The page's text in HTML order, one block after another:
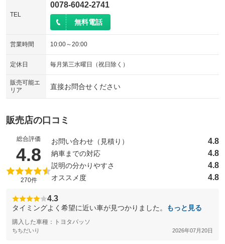
TEL
0078-6042-2741
無料電話
営業時間 10:00～20:00
定休日 毎月第三水曜日（祝日除く）
販売可能エ
リア
直接お問合せください
販売店の口コミ
総合評価
4.8 （5点満点中）
270件
お問い合わせ（見積り） 4.8
納車までの対応 4.8
説明の分かりやすさ 4.8
オススメ度 4.8
4.3
タイミングよく希望に近い車が見つかりました。 もっと見る
購入した車種：トヨタパッソ
ちちだいり 2026年07月20日